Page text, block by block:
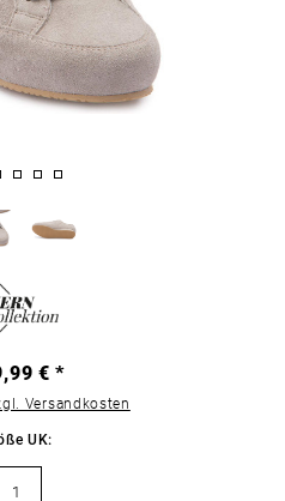
€ *
Versandkosten
UK:
1